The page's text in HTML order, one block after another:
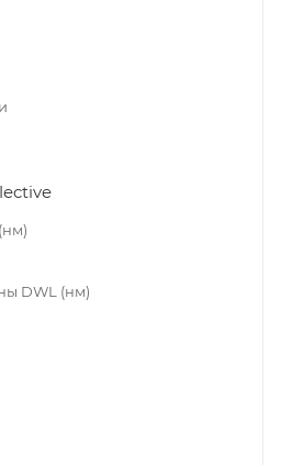
DWL (нм)